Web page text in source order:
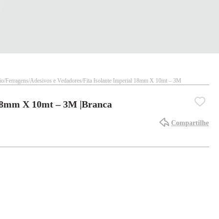
Ferragens Adesivos e Vedadores Fita Isolante Imperial 18mm X 10mt – 3M
X 10mt – 3M |Branca
Compartilhe